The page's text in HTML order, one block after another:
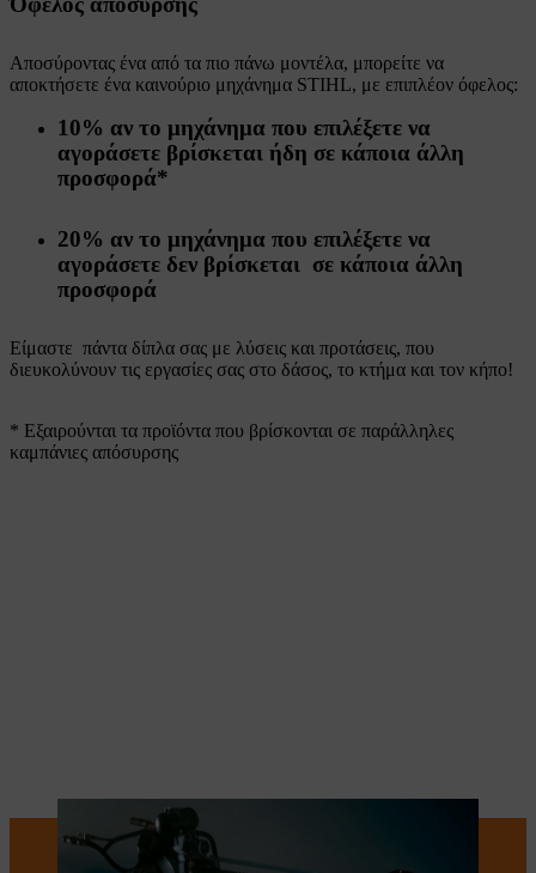
Αποσύροντας ένα από τα πιο πάνω μοντέλα, μπορείτε να
αποκτήσετε ένα καινούριο μηχάνημα STIHL, με επιπλέον όφελος:
10% αν το μηχάνημα που επιλέξετε να
αγοράσετε βρίσκεται ήδη σε κάποια άλλη
προσφορά*
20% αν το μηχάνημα που επιλέξετε να
αγοράσετε δεν βρίσκεται σε κάποια άλλη
προσφορά
Είμαστε πάντα δίπλα σας με λύσεις και προτάσεις, που
διευκολύνουν τις εργασίες σας στο δάσος, το κτήμα και τον κήπο!
* Εξαιρούνται τα προϊόντα που βρίσκονται σε παράλληλες
καμπάνιες απόσυρσης